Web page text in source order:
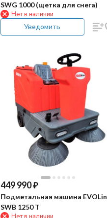
SWG 1000 (щетка для снега)
Нет в наличии
Уведомить
449 990₽
Подметальная машина
SWB 1250 T
Нет в наличии